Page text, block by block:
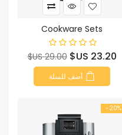
Cookware Sets
السعر
23.20 US$ السعر
الأساسي
29.00 US$
أضف للسلة
‎-20%